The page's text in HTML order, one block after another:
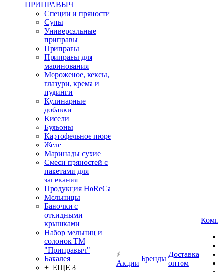
ПРИПРАВЫЧ
Специи и пряности
Супы
Универсальные
приправы
Приправы
Приправы для
маринования
Мороженое, кексы,
глазури, крема и
пудинги
Кулинарные
добавки
Кисели
Бульоны
Картофельное пюре
Желе
Маринады сухие
Смеси пряностей с
пакетами для
запекания
Продукция HoReCa
Мельницы
Баночки с
откидными
крышками
Набор мельниц и
солонок ТМ
"Приправыч"
Бакалея
+ ЕЩЕ 8
Акции
Бренды
Доставка
оптом